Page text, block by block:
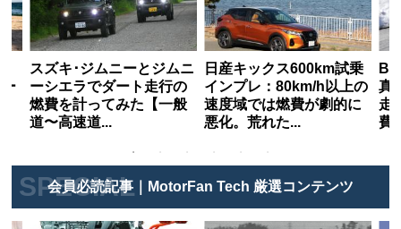
スズキ･ジムニーとジムニ
ーシエラでダート走行の
燃費を計ってみた【一般
道〜高速道...
日産キックス600km試乗
インプレ：80km/h以上の
速度域では燃費が劇的に
悪化。荒れた...
真
走
費
会員必読記事｜MotorFan Tech 厳選コンテンツ